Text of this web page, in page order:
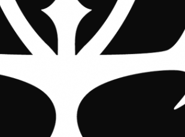
Todos los derechos reservados.